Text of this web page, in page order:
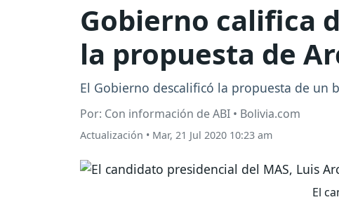
Gobierno califica
la propuesta de
El Gobierno descalificó la propuesta de un
Por: Con información de ABI • Bolivia.com
Actualización • Mar, 21 Jul 2020 10:23 am
El